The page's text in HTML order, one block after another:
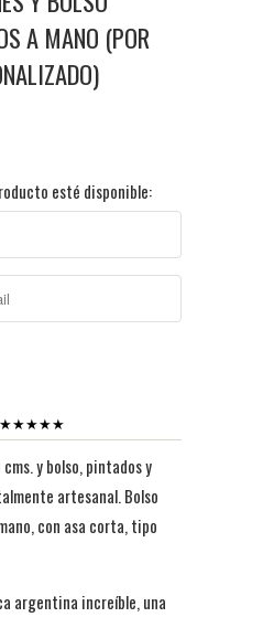
A MANO (POR
esté disponible:
★★★★★
y bolso, pintados y
artesanal. Bolso
con asa corta, tipo
argentina increíble, una